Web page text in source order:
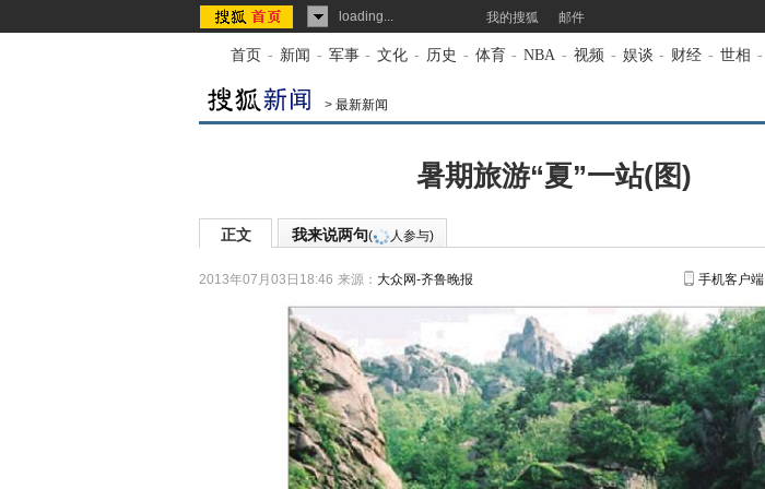
loading... 我的搜狐 邮件
首页 - 新闻 - 军事 - 文化 - 历史 - 体育 - NBA - 视频 - 娱谈 - 财经 - 世相 -
> 最新新闻
暑期旅游“夏”一站(图)
正文 我来说两句( 人参与)
2013年07月03日18:46 来源： 大众网-齐鲁晚报 手机客户端